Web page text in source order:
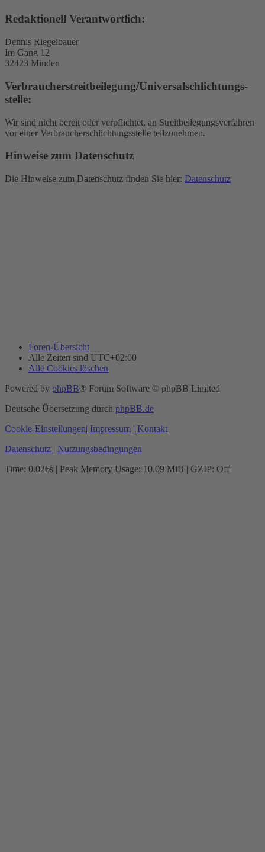
Redaktionell Verantwortlich:
Dennis Riegelbauer
Im Gang 12
32423 Minden
Verbraucher­streit­beilegung/Universal­schlichtungs­
stelle:
Wir sind nicht bereit oder verpflichtet, an Streitbeilegungsverfahren
vor einer Verbraucherschlichtungsstelle teilzunehmen.
Hinweise zum Datenschutz
Die Hinweise zum Datenschutz finden Sie hier: Datenschutz
Foren-Übersicht
Alle Zeiten sind UTC+02:00
Alle Cookies löschen
Powered by phpBB® Forum Software © phpBB Limited
Deutsche Übersetzung durch phpBB.de
Cookie-Einstellungen| Impressum | Kontakt
Datenschutz | Nutzungsbedingungen
Time: 0.026s | Peak Memory Usage: 10.09 MiB | GZIP: Off